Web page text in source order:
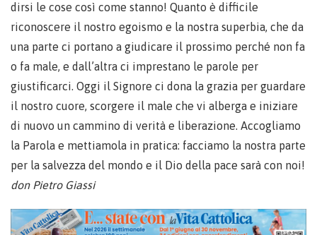
dirsi le cose così come stanno! Quanto è difficile
riconoscere il nostro egoismo e la nostra superbia, che da
una parte ci portano a giudicare il prossimo perché non fa
o fa male, e dall’altra ci imprestano le parole per
giustificarci. Oggi il Signore ci dona la grazia per guardare
il nostro cuore, scorgere il male che vi alberga e iniziare
di nuovo un cammino di verità e liberazione. Accogliamo
la Parola e mettiamola in pratica: facciamo la nostra parte
per la salvezza del mondo e il Dio della pace sarà con noi!
don Pietro Giassi